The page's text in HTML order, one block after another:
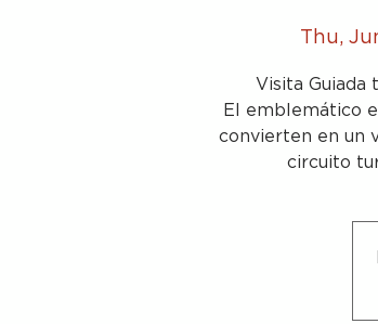
Thu,
Visita Guiada
El emblemático
convierten en un
circuito